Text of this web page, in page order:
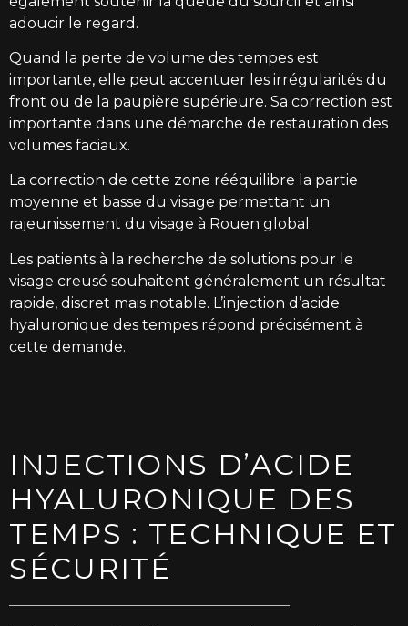
adoucir le regard.
Quand la perte de volume des tempes est
importante, elle peut accentuer les irrégularités du
front ou de la paupière supérieure. Sa correction est
importante dans une démarche de restauration des
volumes faciaux.
La correction de cette zone rééquilibre la partie
moyenne et basse du visage permettant un
rajeunissement du visage à Rouen global.
Les patients à la recherche de solutions pour le
visage creusé souhaitent généralement un résultat
rapide, discret mais notable. L’injection d’acide
hyaluronique des tempes répond précisément à
cette demande.
INJECTIONS D’ACIDE
HYALURONIQUE DES
TEMPS : TECHNIQUE ET
SÉCURITÉ